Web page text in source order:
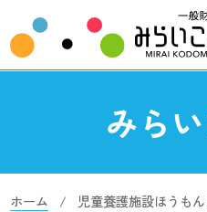
みら
ホーム 児童養護施設ほうも